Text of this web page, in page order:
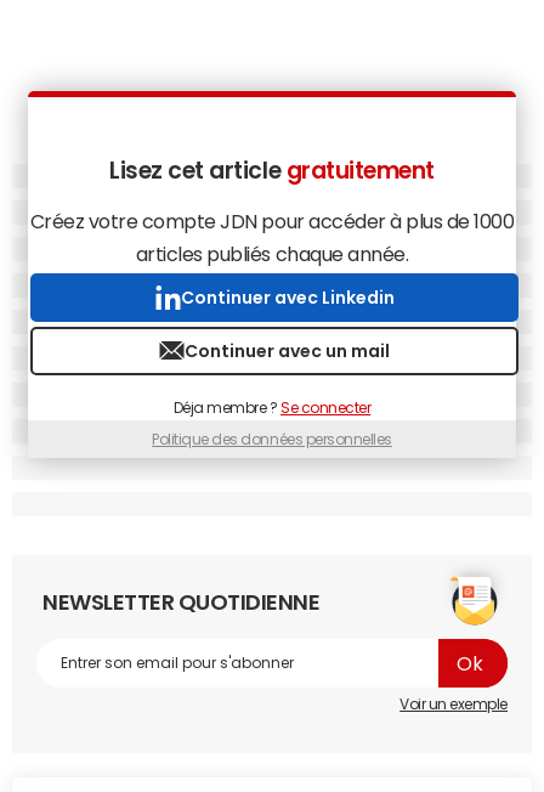
Lisez cet article gratuitement
Créez votre compte JDN pour accéder à plus de 1000
articles publiés chaque année.
Continuer avec Linkedin
Continuer avec un mail
Déja membre ?Se connecter
Politique des données personnelles
NEWSLETTER QUOTIDIENNE
Voir un exemple